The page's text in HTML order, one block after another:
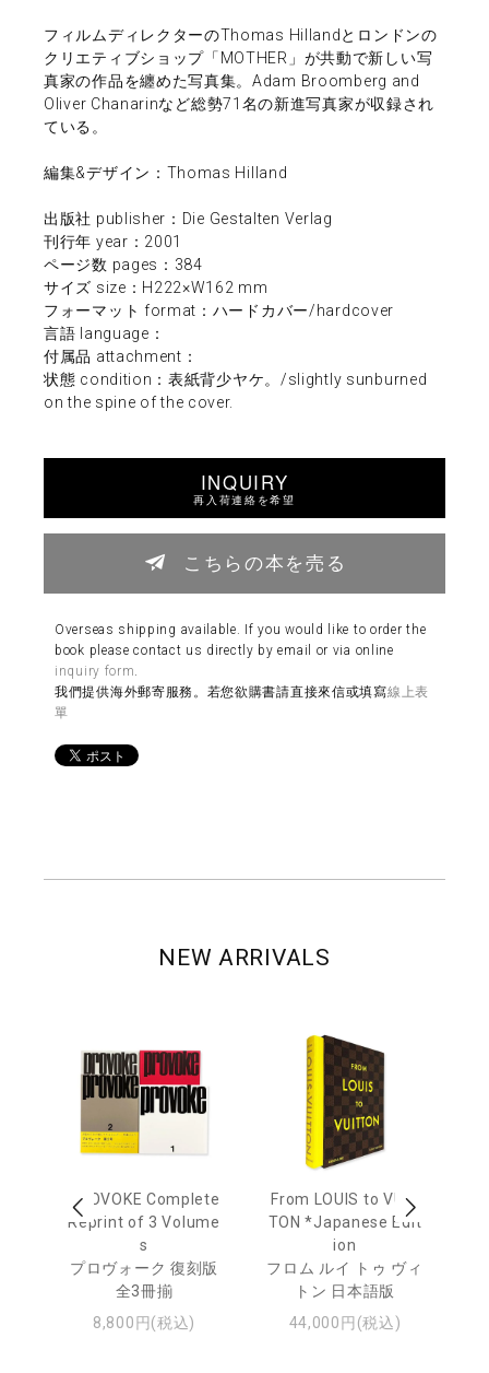
フィルムディレクターのThomas Hillandとロンドンの
クリエティブショップ「MOTHER」が共動で新しい写
真家の作品を纏めた写真集。Adam Broomberg and
Oliver Chanarinなど総勢71名の新進写真家が収録され
ている。
編集&デザイン：Thomas Hilland
出版社 publisher：Die Gestalten Verlag
刊行年 year：2001
ページ数 pages：384
サイズ size：H222×W162 mm
フォーマット format：ハードカバー/hardcover
言語 language：
付属品 attachment：
状態 condition：表紙背少ヤケ。/slightly sunburned
on the spine of the cover.
INQUIRY
再入荷連絡を希望
こちらの本を売る
Overseas shipping available. If you would like to order the
book please contact us directly by email or via online
inquiry form.
我們提供海外郵寄服務。若您欲購書請直接來信或填寫線上表
單
NEW ARRIVALS
PROVOKE Complete
Reprint of 3 Volume
s
プロヴォーク 復刻版
全3冊揃
8,800円(税込)
From LOUIS to VUIT
TON *Japanese Edit
ion
フロム ルイ トゥ ヴィ
トン 日本語版
44,000円(税込)